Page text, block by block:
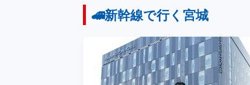
🚄新幹線で行く宮城